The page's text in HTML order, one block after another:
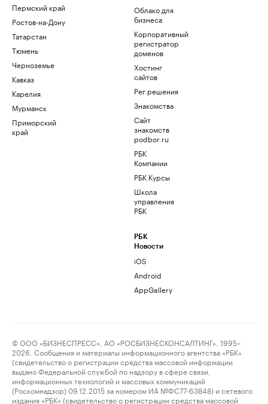
Пермский край
Ростов-на-Дону
Татарстан
Тюмень
Черноземье
Кавказ
Карелия
Мурманск
Приморский
край
Облако для
бизнеса
Корпоративный
регистратор
доменов
Хостинг
сайтов
Рег.решения
Знакомства
Сайт
знакомств
podbor.ru
РБК
Компании
РБК Курсы
Школа
управления
РБК
РБК
Новости
iOS
Android
AppGallery
© ООО «БИЗНЕСПРЕСС», АО «РОСБИЗНЕСКОНСАЛТИНГ», 1995–
2026. Сообщения и материалы информационного агентства «РБК»
(свидетельство о регистрации средства массовой информации
выдано Федеральной службой по надзору в сфере связи,
информационных технологий и массовых коммуникаций
(Роскомнадзор) 09.12.2015 за номером ИА №ФС77-63848) и сетевого
издания «РБК» (свидетельство о регистрации средства массовой